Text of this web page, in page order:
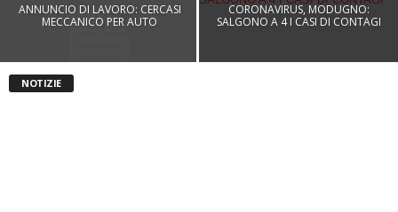
ANNUNCIO DI LAVORO: CERCASI
MECCANICO PER AUTO
CORONAVIRUS, MODUGNO:
SALGONO A 4 I CASI DI CONTAGI
NOTIZIE